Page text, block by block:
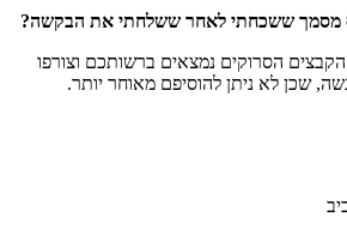
מסמך ששכחתי לאחר ששלחתי את הבקשה?
הסרוקים נמצאים ברשותכם וצורפו
שכן לא ניתן להוסיפם מאוחר יותר.